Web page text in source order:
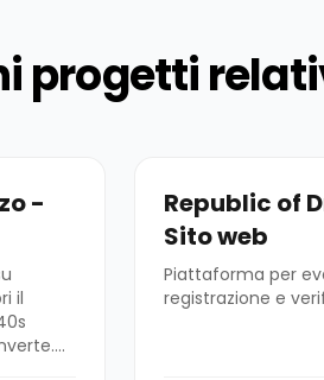
progetti
-
il
Republic of
Sito web
Piattaforma per
registrazione e